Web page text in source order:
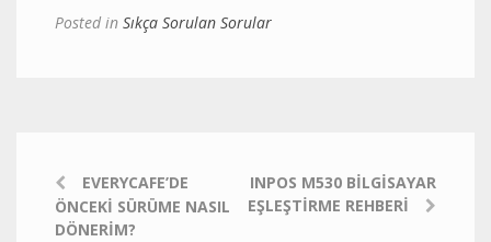
Posted in Sıkça Sorulan Sorular
EVERYCAFE’DE
ÖNCEKI SÜRÜME NASIL
DÖNERIM?
INPOS M530 BILGISAYAR
EŞLEŞTIRME REHBERI